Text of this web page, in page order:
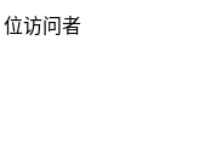
位访问者